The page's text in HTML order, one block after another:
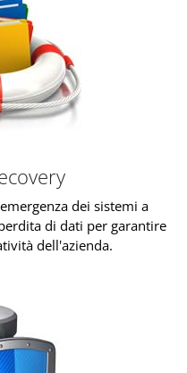
dei sistemi a
di dati per garantire
dell'azienda.